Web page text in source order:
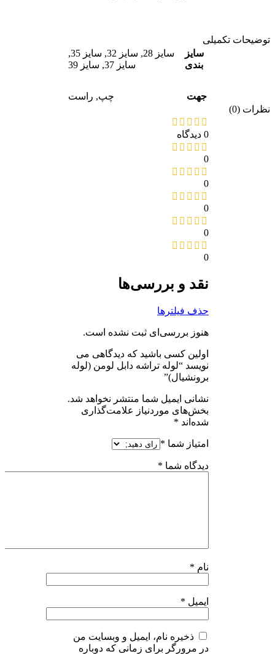
تکمیلی
سایز
بندی
سایز 28 , سایز 32 , سایز 35
,
سایز 37
, سایز 39
جهت ,راست
(0)
نقد و بررسی‌ها
حذف فیلترها
هنوز بررسی‌ای ثبت نشده است.
اولین کسی باشید که دیدگاهی می
نویسد “لوله تراشه دابل لومن (لوله
برونشیال)”
نشانی ایمیل شما منتشر نخواهد شد.
بخش‌های موردنیاز علامت‌گذاری
شده‌اند*
امتیاز شما*
دیدگاه شما*
*
ایمیل*
ذخیره نام، ایمیل و وبسایت من
در مرورگر برای زمانی که دوباره